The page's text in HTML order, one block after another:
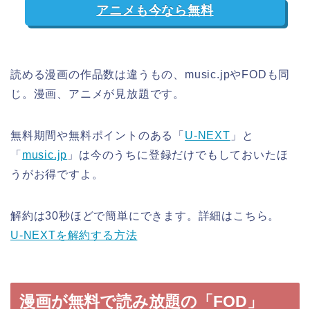
アニメも今なら無料
読める漫画の作品数は違うもの、music.jpやFODも同
じ。漫画、アニメが見放題です。
無料期間や無料ポイントのある「 U-NEXT 」と
「 music.jp 」は今のうちに登録だけでもしておいたほ
うがお得ですよ。
解約は30秒ほどで簡単にできます。詳細はこちら。
U-NEXTを解約する方法
漫画が無料で読み放題の「FOD」